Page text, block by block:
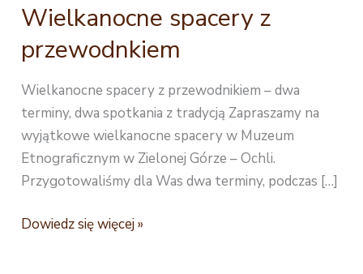
Wielkanocne spacery z
przewodnkiem
Wielkanocne spacery z przewodnikiem – dwa
terminy, dwa spotkania z tradycją Zapraszamy na
wyjątkowe wielkanocne spacery w Muzeum
Etnograficznym w Zielonej Górze – Ochli.
Przygotowaliśmy dla Was dwa terminy, podczas […]
Wielkanocne
Dowiedz się więcej »